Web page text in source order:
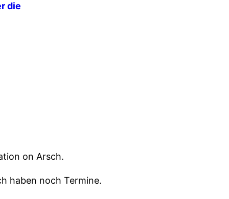
die
on Arsch.
haben noch Termine.